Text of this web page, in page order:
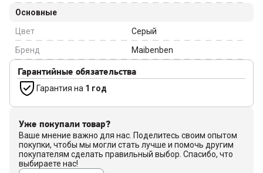
Основные
Цвет
Серый
Бренд
Maibenben
Гарантийные обязательства
Гарантия на 1 год
Уже покупали товар?
Ваше мнение важно для нас. Поделитесь своим опытом
покупки, чтобы мы могли стать лучше и помочь другим
покупателям сделать правильный выбор. Спасибо, что
выбираете нас!